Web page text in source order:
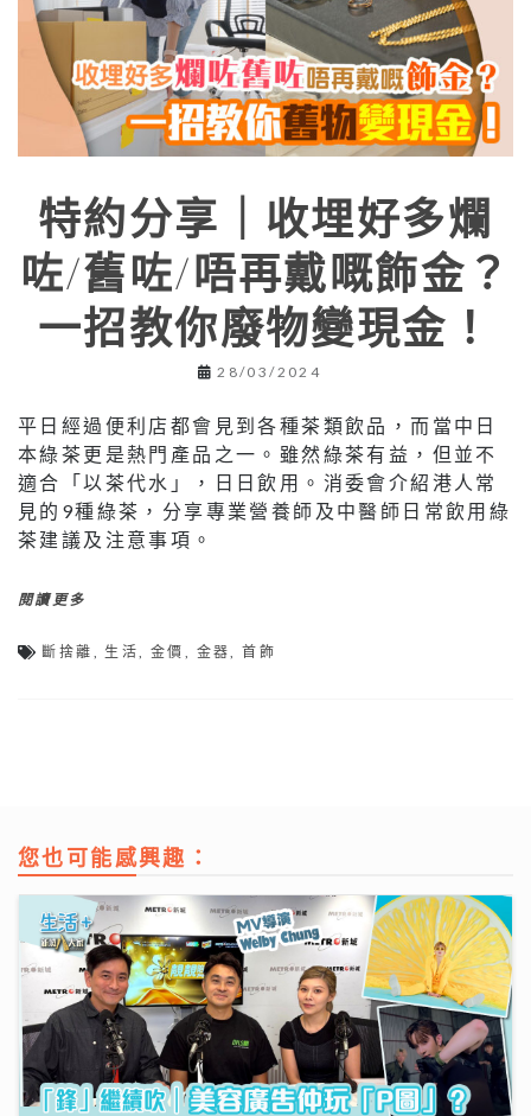
特約分享｜收埋好多爛
咗/舊咗/唔再戴嘅飾金？
一招教你廢物變現金！
28/03/2024
平日經過便利店都會見到各種茶類飲品，而當中日
本綠茶更是熱門產品之一。雖然綠茶有益，但並不
適合「以茶代水」，日日飲用。消委會介紹港人常
見的9種綠茶，分享專業營養師及中醫師日常飲用綠
茶建議及注意事項。
閱讀更多
斷捨離 生活 ,金價 金器 ,首飾
您也可能感興趣：